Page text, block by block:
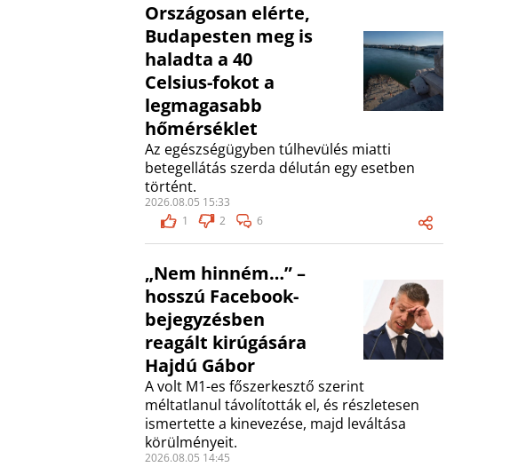
Országosan elérte,
Budapesten meg is
haladta a 40
Celsius-fokot a
legmagasabb
hőmérséklet
Az egészségügyben túlhevülés miatti
betegellátás szerda délután egy esetben
történt.
2026.08.05 15:33
1
2 6
„Nem hinném…” –
hosszú Facebook-
bejegyzésben
reagált kirúgására
Hajdú Gábor
A volt M1-es főszerkesztő szerint
méltatlanul távolították el, és részletesen
ismertette a kinevezése, majd leváltása
körülményeit.
2026.08.05 14:45